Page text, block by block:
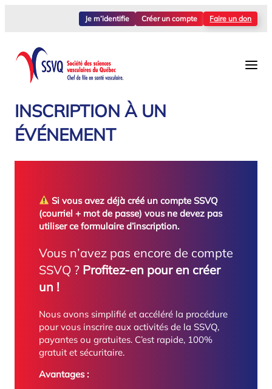
Je m’identifie Créer un compte Faire un don
INSCRIPTION À UN
ÉVÉNEMENT
Si vous avez déjà créé un compte SSVQ
(courriel + mot de passe) vous ne devez pas
utiliser ce formulaire d’inscription.
Vous n’avez pas encore de compte
SSVQ ? Profitez-en pour en créer
un !
Nous avons simplifié et accéléré la procédure
pour vous inscrire aux activités de la SSVQ,
payantes ou gratuites. C’est rapide, 100%
gratuit et sécuritaire.
Avantages :